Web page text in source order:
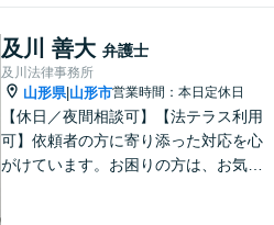
及川 善大 弁護士
及川法律事務所
山形県| 山形市営業時間：本日定休日
【休日／夜間相談可】【法テラス利用
可】依頼者の方に寄り添った対応を心
がけています。お困りの方は、お気軽